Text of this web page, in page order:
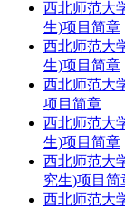
西北师范大
生)项目简章
西北师范大
生)项目简章
西北师范大
项目简章
西北师范大
生)项目简章
西北师范大
究生)项目简
西北师范大